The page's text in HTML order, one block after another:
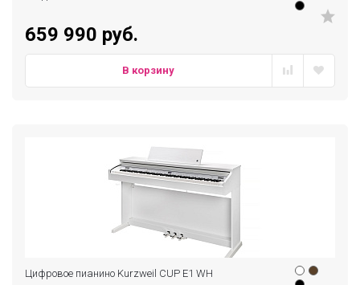
659 990 руб.
В корзину
Цифровое пианино Kurzweil CUP E1 WH